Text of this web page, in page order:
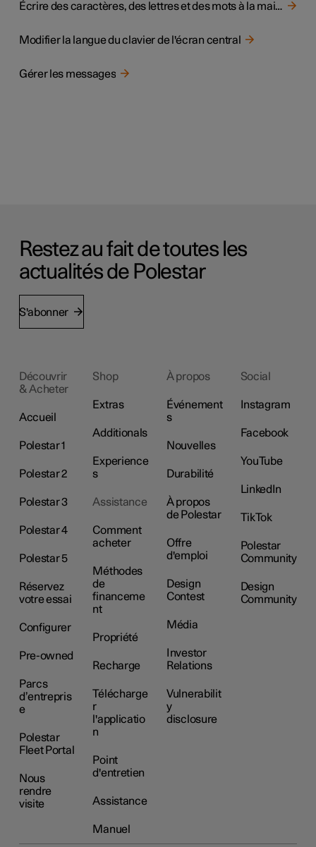
Écrire des caractères, des lettres et des mots à la main sur l'écran central
Modifier la langue du clavier de l'écran central
Gérer les messages
Restez au fait de toutes les
actualités de Polestar
S'abonner
Découvrir
& Acheter
Accueil
Polestar 1
Polestar 2
Polestar 3
Polestar 4
Polestar 5
Réservez
votre essai
Configurer
Pre-owned
Parcs
d’entrepris
e
Polestar
Fleet Portal
Nous
rendre
visite
Shop
Extras
Additionals
Experience
s
Assistance
Comment
acheter
Méthodes
de
financeme
nt
Propriété
Recharge
Télécharge
r
l'applicatio
n
Point
d'entretien
Assistance
Manuel
À propos
Événement
s
Nouvelles
Durabilité
À propos
de Polestar
Offre
d'emploi
Design
Contest
Média
Investor
Relations
Vulnerabilit
y
disclosure
Social
Instagram
Facebook
YouTube
LinkedIn
TikTok
Polestar
Community
Design
Community